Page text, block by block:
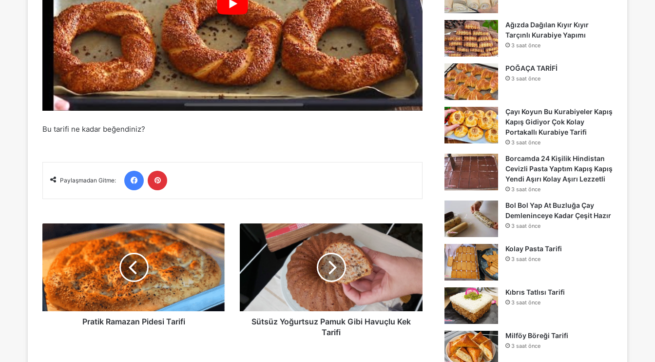
Bu tarifi ne kadar beğendiniz?
Paylaşmadan Gitme:
Facebook
Pratik
Ramazan
Pidesi
Tarifi
Pratik Ramazan Pidesi Tarifi
Sütsüz
Yoğurtsuz
Gibi
Havuçlu
Sütsüz Yoğurtsuz Pamuk Gibi Havuçlu Kek
Tarifi
Ağızda Dağılan Kıyır Kıyır
Tarçınlı Kurabiye Yapımı
3 saat önce
POĞAÇA TARİFİ
3 saat önce
Çayı Koyun Bu Kurabiyeler Kapış
Kapış Gidiyor Çok Kolay
Portakallı Kurabiye Tarifi
3 saat önce
Borcamda 24 Kişilik Hindistan
Cevizli Pasta Yaptım Kapış Kapış
Yendi Aşırı Kolay Aşırı Lezzetli
3 saat önce
Bol Bol Yap At Buzluğa Çay
Demleninceye Kadar Çeşit Hazır
3 saat önce
Kolay Pasta Tarifi
3 saat önce
Kıbrıs Tatlısı Tarifi
3 saat önce
Milföy Böreği Tarifi
3 saat önce